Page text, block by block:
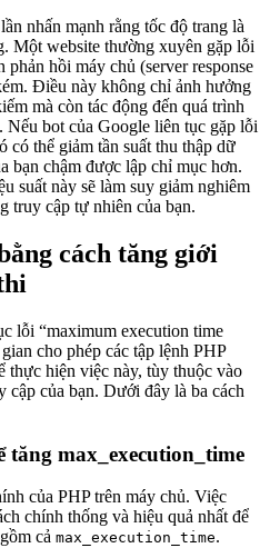
nhấn mạnh rằng tốc độ trang là
Một website thường xuyên gặp lỗi
hồi máy chủ (server response
Điều này không chỉ ảnh hưởng
mà còn tác động đến quá trình
bot của Google liên tục gặp lỗi
có thể giảm tần suất thu thập dữ
bạn chậm được lập chỉ mục hơn.
suất này sẽ làm suy giảm nghiêm
truy cập tự nhiên của bạn.
cách tăng giới
lỗi “maximum execution time
cho phép các tập lệnh PHP
thực hiện việc này, tùy thuộc vào
cập của bạn. Dưới đây là ba cách
max_execution_time
của PHP trên máy chủ. Việc
chính thống và hiệu quả nhất để
cả max_execution_time.